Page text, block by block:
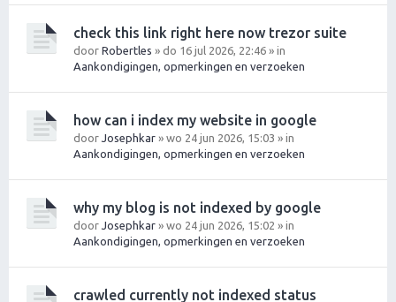
check this link right here now trezor suite
door Robertles » do 16 jul 2026, 22:46 » in
Aankondigingen, opmerkingen en verzoeken
how can i index my website in google
door Josephkar » wo 24 jun 2026, 15:03 » in
Aankondigingen, opmerkingen en verzoeken
why my blog is not indexed by google
door Josephkar » wo 24 jun 2026, 15:02 » in
Aankondigingen, opmerkingen en verzoeken
crawled currently not indexed status